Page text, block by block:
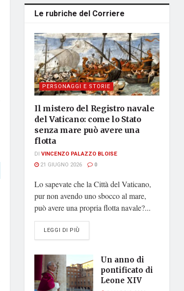
Le rubriche del Corriere
PERSONAGGI E STORIE
Il mistero del Registro navale
del Vaticano: come lo Stato
senza mare può avere una
flotta
DI VINCENZO PALAZZO BLOISE
21 GIUGNO 2026
0
Lo sapevate che la Città del Vaticano,
pur non avendo uno sbocco al mare,
può avere una propria flotta navale?...
LEGGI DI PIÙ
Un anno di
pontificato di
Leone XIV